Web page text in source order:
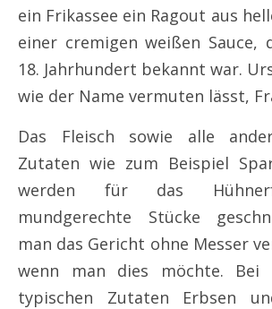
ein Frikassee ein Ragout aus
einer cremigen weißen Sauce,
18. Jahrhundert bekannt war.
wie der Name vermuten lässt,
Das Fleisch sowie alle
Zutaten wie zum Beispiel
werden für das
mundgerechte Stücke
man das Gericht ohne Messer
wenn man dies möchte. Bei
typischen Zutaten Erbsen